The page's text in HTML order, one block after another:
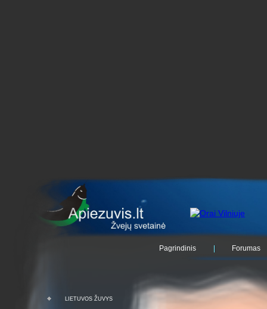
Pagrindinis Forumas
LIETUVOS ŽUVYS